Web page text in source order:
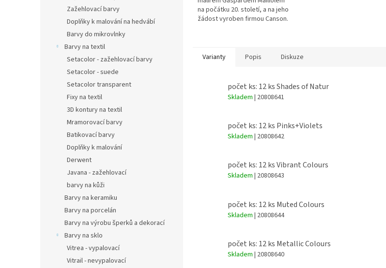
Zažehlovací barvy
Doplňky k malování na hedvábí
Barvy do mikrovlnky
Barvy na textil
Setacolor - zažehlovací barvy
Setacolor - suede
Setacolor transparent
Fixy na textil
3D kontury na textil
Mramorovací barvy
Batikovací barvy
Doplňky k malování
Derwent
Javana - zažehlovací
barvy na kůži
Barvy na keramiku
Barvy na porcelán
Barvy na výrobu šperků a dekorací
Barvy na sklo
Vitrea - vypalovací
Vitrail - nevypalovací
na počátku 20. století, a na jeho
žádost vyroben firmou Canson.
Varianty Popis Diskuze
počet ks: 12 ks Shades of Natur
Skladem | 20808641
počet ks: 12 ks Pinks+Violets
Skladem | 20808642
počet ks: 12 ks Vibrant Colours
Skladem | 20808643
počet ks: 12 ks Muted Colours
Skladem | 20808644
počet ks: 12 ks Metallic Colours
Skladem | 20808640